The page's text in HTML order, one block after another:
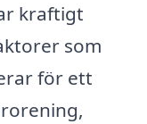
kraftigt
som
för ett